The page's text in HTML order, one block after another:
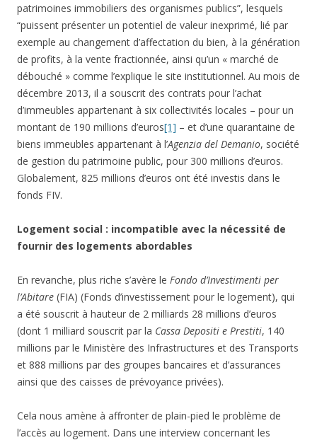
patrimoines immobiliers des organismes publics”, lesquels
“puissent présenter un potentiel de valeur inexprimé, lié par
exemple au changement d’affectation du bien, à la génération
de profits, à la vente fractionnée, ainsi qu’un « marché de
débouché » comme l’explique le site institutionnel. Au mois de
décembre 2013, il a souscrit des contrats pour l’achat
d’immeubles appartenant à six collectivités locales – pour un
montant de 190 millions d’euros[1] – et d’une quarantaine de
biens immeubles appartenant à l’Agenzia del Demanio, société
de gestion du patrimoine public, pour 300 millions d’euros.
Globalement, 825 millions d’euros ont été investis dans le
fonds FIV.
Logement social : incompatible avec la nécessité de
fournir des logements abordables
En revanche, plus riche s’avère le Fondo d’Investimenti per
l’Abitare (FIA) (Fonds d’investissement pour le logement), qui
a été souscrit à hauteur de 2 milliards 28 millions d’euros
(dont 1 milliard souscrit par la Cassa Depositi e Prestiti, 140
millions par le Ministère des Infrastructures et des Transports
et 888 millions par des groupes bancaires et d’assurances
ainsi que des caisses de prévoyance privées).
Cela nous amène à affronter de plain-pied le problème de
l’accès au logement. Dans une interview concernant les